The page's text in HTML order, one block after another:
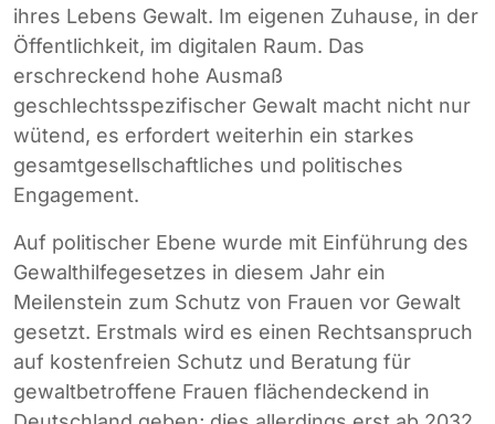
ihres Lebens Gewalt. Im eigenen Zuhause, in der
Öffentlichkeit, im digitalen Raum. Das
erschreckend hohe Ausmaß
geschlechtsspezifischer Gewalt macht nicht nur
wütend, es erfordert weiterhin ein starkes
gesamtgesellschaftliches und politisches
Engagement.
Auf politischer Ebene wurde mit Einführung des
Gewalthilfegesetzes in diesem Jahr ein
Meilenstein zum Schutz von Frauen vor Gewalt
gesetzt. Erstmals wird es einen Rechtsanspruch
auf kostenfreien Schutz und Beratung für
gewaltbetroffene Frauen flächendeckend in